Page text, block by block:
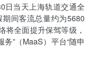
日当天上海轨道交通全
间客流总量约为5680
将全面提升保驾等级，
务”（MaaS）平台“随申